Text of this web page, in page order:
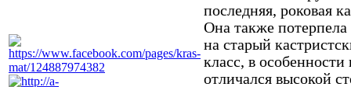
последняя, роковая
Она также
на старый
класс, в
отличался высокой